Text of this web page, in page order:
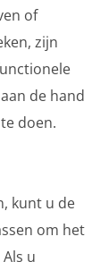
of
zijn
de hand
doen.
kunt u de
om het
u